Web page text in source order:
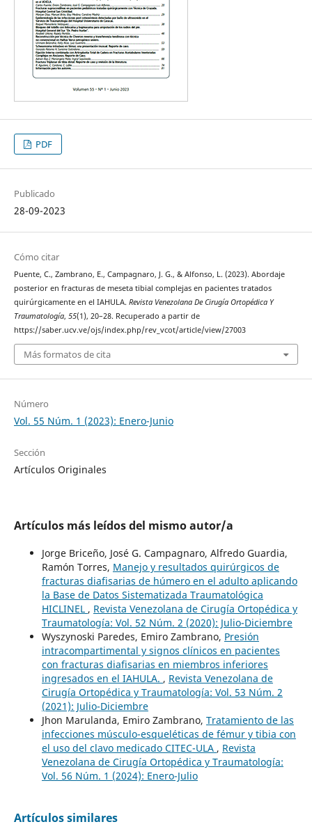
PDF
Publicado
28-09-2023
Cómo citar
Puente, C., Zambrano, E., Campagnaro, J. G., & Alfonso, L. (2023). Abordaje
posterior en fracturas de meseta tibial complejas en pacientes tratados
quirúrgicamente en el IAHULA. Revista Venezolana De Cirugía Ortopédica Y
Traumatología, 55(1), 20–28. Recuperado a partir de
https://saber.ucv.ve/ojs/index.php/rev_vcot/article/view/27003
Más formatos de cita
Número
Vol. 55 Núm. 1 (2023): Enero-Junio
Sección
Artículos Originales
Artículos más leídos del mismo autor/a
Jorge Briceño, José G. Campagnaro, Alfredo Guardia,
Ramón Torres, Manejo y resultados quirúrgicos de
fracturas diafisarias de húmero en el adulto aplicando
la Base de Datos Sistematizada Traumatológica
HICLINEL , Revista Venezolana de Cirugía Ortopédica y
Traumatología: Vol. 52 Núm. 2 (2020): Julio-Diciembre
Wyszynoski Paredes, Emiro Zambrano, Presión
intracompartimental y signos clínicos en pacientes
con fracturas diafisarias en miembros inferiores
ingresados en el IAHULA. , Revista Venezolana de
Cirugía Ortopédica y Traumatología: Vol. 53 Núm. 2
(2021): Julio-Diciembre
Jhon Marulanda, Emiro Zambrano, Tratamiento de las
infecciones músculo-esqueléticas de fémur y tibia con
el uso del clavo medicado CITEC-ULA , Revista
Venezolana de Cirugía Ortopédica y Traumatología:
Vol. 56 Núm. 1 (2024): Enero-Julio
Artículos similares